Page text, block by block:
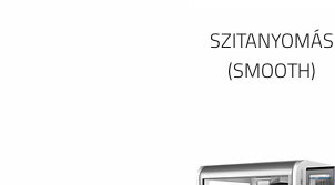
SZITANYOMÁS
(SMOOTH)